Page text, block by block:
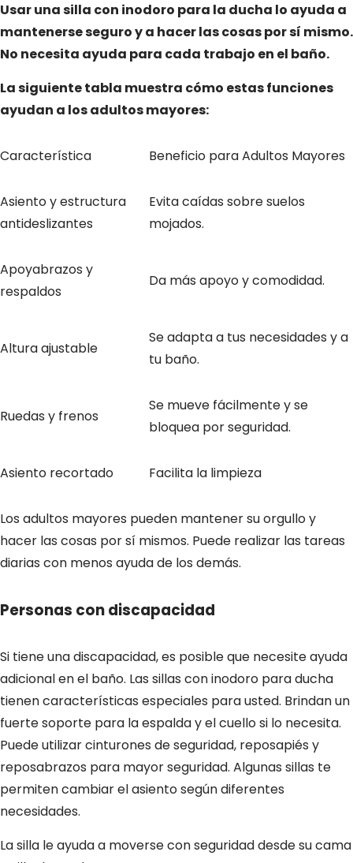
Usar una silla con inodoro para la ducha lo ayuda a
mantenerse seguro y a hacer las cosas por sí mismo.
No necesita ayuda para cada trabajo en el baño.
La siguiente tabla muestra cómo estas funciones
ayudan a los adultos mayores:
Característica Beneficio para Adultos Mayores
Asiento y estructura
antideslizantes
Evita caídas sobre suelos
mojados.
Apoyabrazos y
respaldos
Da más apoyo y comodidad.
Altura ajustable
Se adapta a tus necesidades y a
tu baño.
Ruedas y frenos
Se mueve fácilmente y se
bloquea por seguridad.
Asiento recortado Facilita la limpieza
Los adultos mayores pueden mantener su orgullo y
hacer las cosas por sí mismos. Puede realizar las tareas
diarias con menos ayuda de los demás.
Personas con discapacidad
Si tiene una discapacidad, es posible que necesite ayuda
adicional en el baño. Las sillas con inodoro para ducha
tienen características especiales para usted. Brindan un
fuerte soporte para la espalda y el cuello si lo necesita.
Puede utilizar cinturones de seguridad, reposapiés y
reposabrazos para mayor seguridad. Algunas sillas te
permiten cambiar el asiento según diferentes
necesidades.
La silla le ayuda a moverse con seguridad desde su cama